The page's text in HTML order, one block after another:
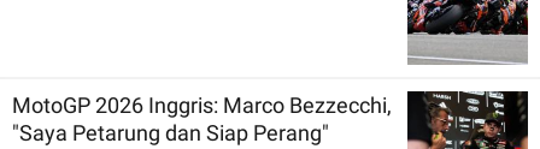
MotoGP 2026 Inggris: Marco Bezzecchi,
"Saya Petarung dan Siap Perang"